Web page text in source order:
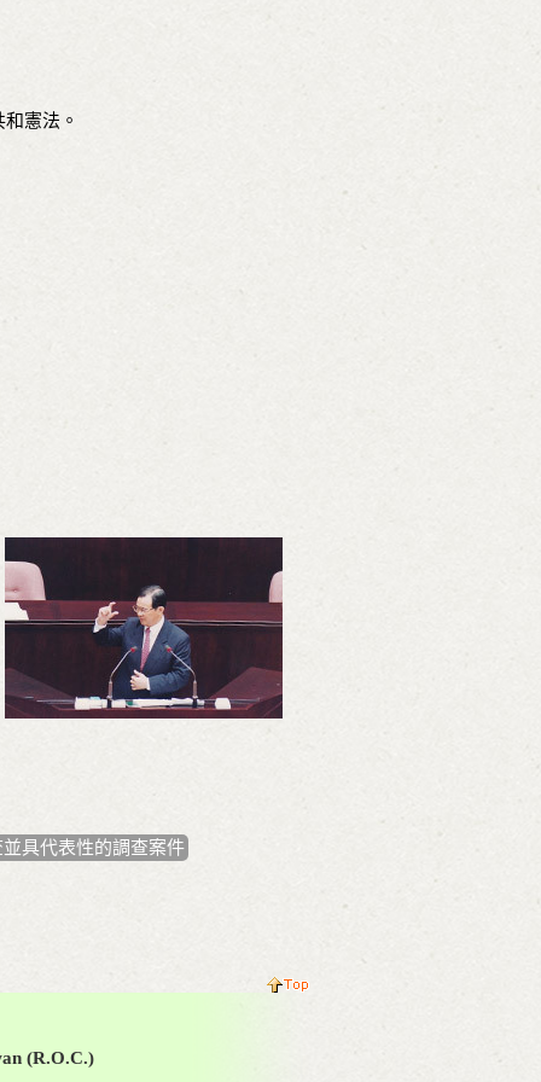
憲法。
具代表性的調查案件
(R.O.C.)